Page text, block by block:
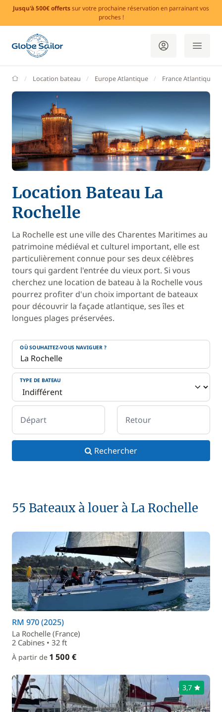
Jusqu'à 500€ offertssur votre prochaine réservation en parrainant vos
proches !
GlobeSailor
Location bateau Europe Atlantique France Atlantique
Location Bateau La
Rochelle
La Rochelle est une ville des Charentes Maritimes au
patrimoine médiéval et culturel important, elle est
particulièrement connue pour ses deux célèbres
tours qui gardent l'entrée du vieux port. Si vous
cherchez une location de bateau à la Rochelle vous
pourrez profiter d'un choix important de bateaux
pour découvrir la façade atlantique, ses îles et
longues plages préservées.
OÙ SOUHAITEZ-VOUS NAVIGUER ?
TYPE DE BATEAU
Départ Retour
Rechercher
55 Bateaux à louer à La Rochelle
RM 970 (2025)
La Rochelle (France)
2 Cabines • 32 ft
À partir de 1 500 €
3,7